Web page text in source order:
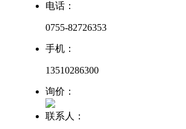
电话：
0755-82726353
手机：
13510286300
询价：
联系人：